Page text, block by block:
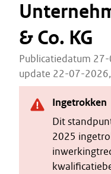
& Co. KG
Publicatiedatum
update 22-07-
Ingetrokken
Dit
2025